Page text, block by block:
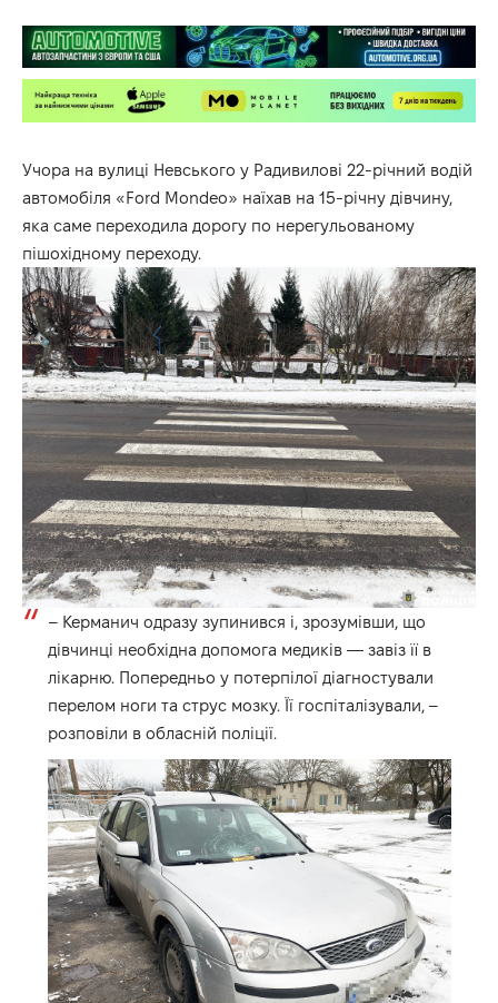
Учора на вулиці Невського у Радивилові 22-річний водій
автомобіля «Ford Mondeo» наїхав на 15-річну дівчину,
яка саме переходила дорогу по нерегульованому
пішохідному переходу.
– Керманич одразу зупинився і, зрозумівши, що
дівчинці необхідна допомога медиків — завіз її в
лікарню. Попередньо у потерпілої діагностували
перелом ноги та струс мозку. Її госпіталізували, –
розповіли в обласній поліції.